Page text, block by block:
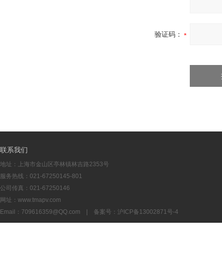
验证码：
联系我们
地址：上海市金山区亭林镇林吉路2353号
服务热线：021-67250145-801
公司传真：021-67250146
网址：www.tmapv.com
Email： 709616359@QQ.com | 备案号： 沪ICP备13002871号-4